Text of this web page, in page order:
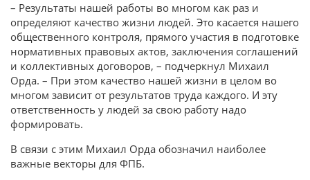
– Результаты нашей работы во многом как раз и
определяют качество жизни людей. Это касается нашего
общественного контроля, прямого участия в подготовке
нормативных правовых актов, заключения соглашений
и коллективных договоров, – подчеркнул Михаил
Орда. – При этом качество нашей жизни в целом во
многом зависит от результатов труда каждого. И эту
ответственность у людей за свою работу надо
формировать.
В связи с этим Михаил Орда обозначил наиболее
важные векторы для ФПБ.